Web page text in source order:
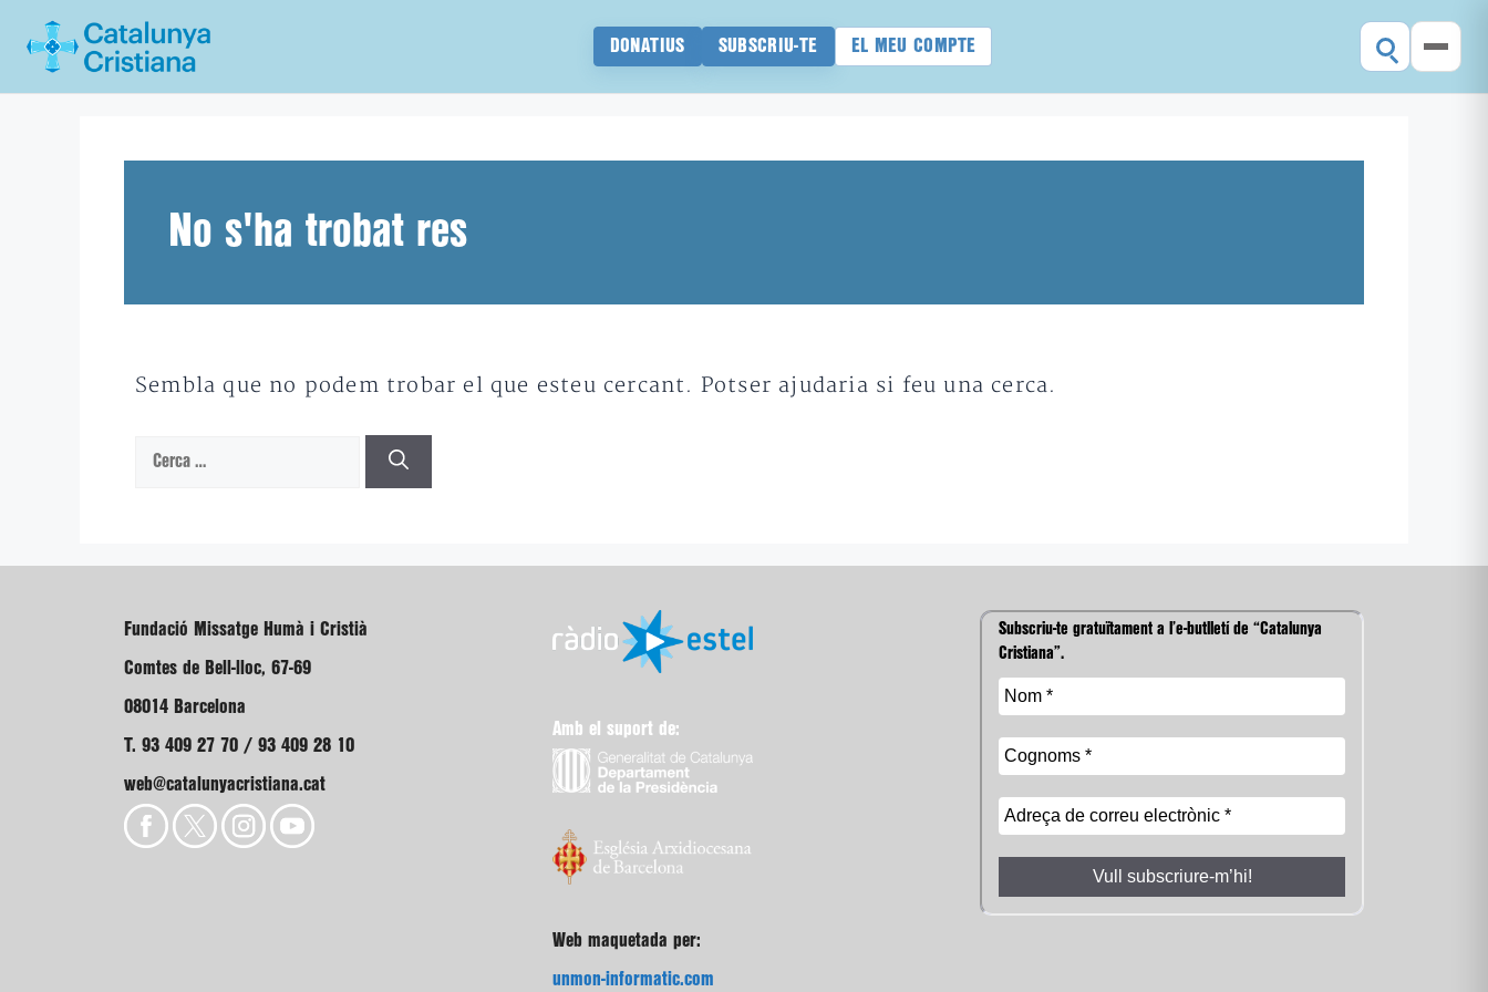
DONATIUS SUBSCRIU-TE EL MEU COMPTE
No s'ha trobat res
Sembla que no podem trobar el que esteu cercant. Potser ajudaria si feu una cerca.
Cerca:
Fundació Missatge Humà i Cristià
Comtes de Bell-lloc, 67-69
08014 Barcelona
T. 93 409 27 70 / 93 409 28 10
web@catalunyacristiana.cat
Amb el suport de:
Web maquetada per:
unmon-informatic.com
Subscriu-te gratuïtament a l’e-butlletí de “Catalunya
Cristiana”.